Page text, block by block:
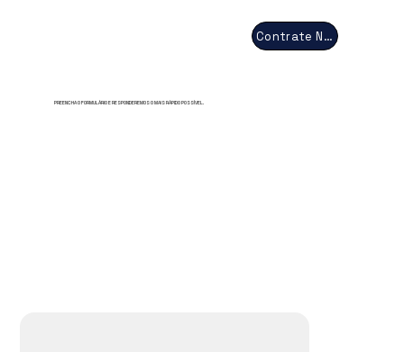
Contrate Nossos Serviços
PREENCHA O FORMULÁRIO E RESPONDEREMOS O MAIS RÁPIDO POSSÍVEL.